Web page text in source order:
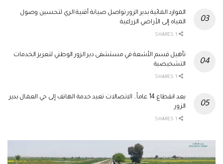
الموارد المائية بدير الزور تواصل صيانة أقنية الري لتحسين وصول
المياه إلى الأراضي الزراعية
تأهيل قسم الأشعة في مستشفى دير الزور الوطني لتعزيز الخدمات
التشخيصية
بعد انقطاع 14 عاماً.. الاتصالات تعيد خدمة الهاتف إلى حي العمال بدير
الزور